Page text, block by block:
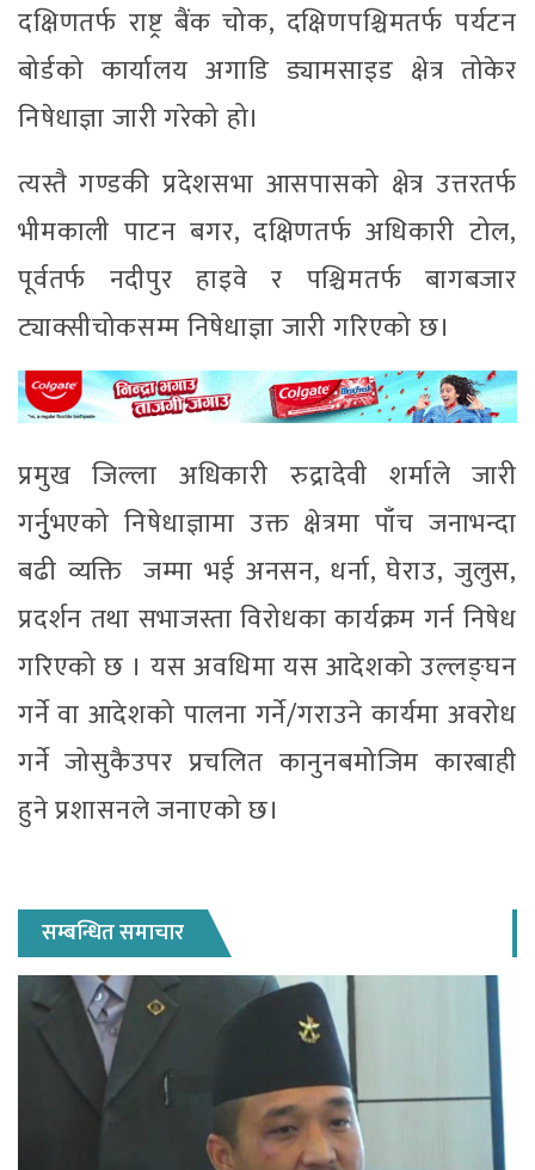
दक्षिणतर्फ राष्ट्र बैंक चोक, दक्षिणपश्चिमतर्फ पर्यटन
बोर्डको कार्यालय अगाडि ड्यामसाइड क्षेत्र तोकेर
निषेधाज्ञा जारी गरेको हो।
त्यस्तै गण्डकी प्रदेशसभा आसपासको क्षेत्र उत्तरतर्फ
भीमकाली पाटन बगर, दक्षिणतर्फ अधिकारी टोल,
पूर्वतर्फ नदीपुर हाइवे र पश्चिमतर्फ बागबजार
ट्याक्सीचोकसम्म निषेधाज्ञा जारी गरिएको छ।
प्रमुख जिल्ला अधिकारी रुद्रादेवी शर्माले जारी
गर्नुुभएको निषेधाज्ञामा उक्त क्षेत्रमा पाँच जनाभन्दा
बढी व्यक्ति जम्मा भई अनसन, धर्ना, घेराउ, जुलुस,
प्रदर्शन तथा सभाजस्ता विरोधका कार्यक्रम गर्न निषेध
गरिएको छ । यस अवधिमा यस आदेशको उल्लङ्घन
गर्ने वा आदेशको पालना गर्ने/गराउने कार्यमा अवरोध
गर्ने जोसुकैउपर प्रचलित कानुनबमोजिम कारबाही
हुने प्रशासनले जनाएको छ।
सम्बन्धित समाचार